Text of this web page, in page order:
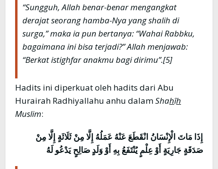
“Sungguh, Allah benar-benar mengangkat
derajat seorang hamba-Nya yang shalih di
surga,”maka ia pun bertanya: “Wahai Rabbku,
bagaimana ini bisa terjadi?”Allah menjawab:
“Berkat istighfar anakmu bagi dirimu”.[5]
Hadits ini diperkuat oleh hadits dari Abu
Hurairah Radhiyallahu anhu dalamShahîh
Muslim:
إِذَا مَاتَ الْإِنْسَانُ انْقَطَعَ عَنْهُ عَمَلُهُ إِلَّا مِنْ ثَلَاثَةٍ إِلَّا مِنْ
صَدَقَةٍ جَارِيَةٍ أَوْ عِلْمٍ يُنْتَفَعُ بِهِ أَوْ وَلَدٍ صَالِحٍ يَدْعُو لَهُ